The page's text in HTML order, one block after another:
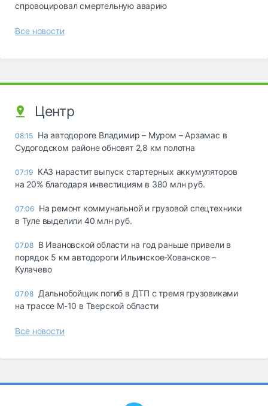
спровоцировал смертельную аварию
Все новости
Центр
08:15 На автодороге Владимир – Муром – Арзамас в
Судогодском районе обновят 2,8 км полотна
07:19 КАЗ нарастит выпуск стартерных аккумуляторов
на 20% благодаря инвестициям в 380 млн руб.
07:06 На ремонт коммунальной и грузовой спецтехники
в Туле выделили 40 млн руб.
07.08 В Ивановской области на год раньше привели в
порядок 5 км автодороги Ильинское-Хованское –
Кулачево
07.08 Дальнобойщик погиб в ДТП с тремя грузовиками
на трассе М-10 в Тверской области
Все новости